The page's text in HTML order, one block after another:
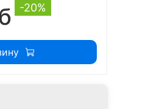
-20%